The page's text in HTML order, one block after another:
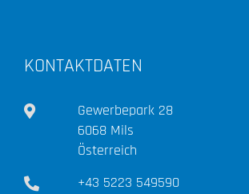
KONTAKTDATEN
Gewerbepark 28
6068 Mils
Österreich
+43 5223 549590